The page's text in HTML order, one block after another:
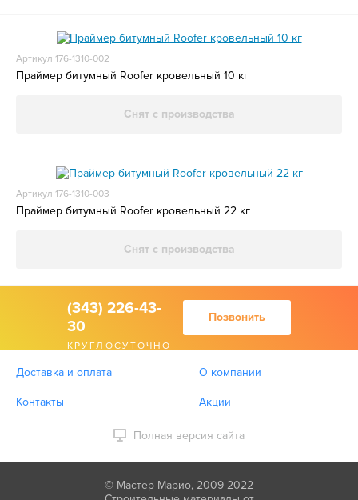
Артикул 176-1310-002
Праймер битумный Roofer кровельный 10 кг
Снят с производства
Артикул 176-1310-003
Праймер битумный Roofer кровельный 22 кг
Снят с производства
(343) 226-43-
30
КРУГЛОСУТОЧНО
Позвонить
Доставка и оплата О компании
Контакты Акции
Полная версия сайта
© Мастер Марио, 2009-2022